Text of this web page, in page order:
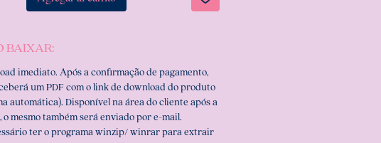
BAIXAR:
imediato. Após a confirmação de pagamento,
um PDF com o link de download do produto
automática). Disponível na área do cliente após a
o mesmo também será enviado por e-mail.
ter o programa winzip/ winrar para extrair